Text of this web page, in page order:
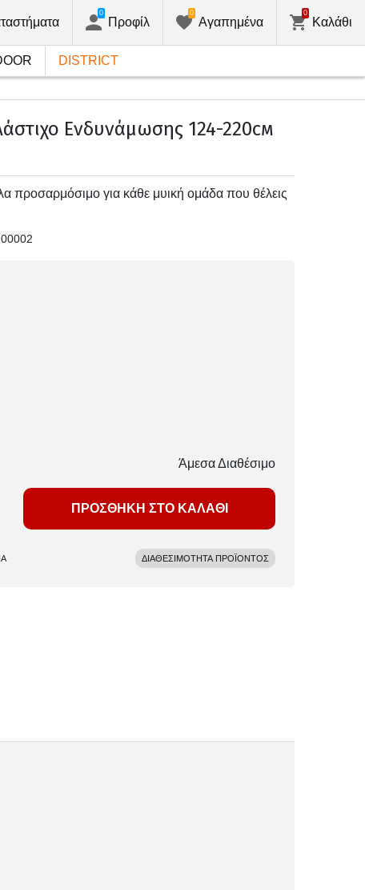
Προφίλ
0
Αγαπημένα
0
Καλάθι
0
DISTRICT
Ενδυνάμωσης 124-220см
προσαρμόσιμο για κάθε μυική ομάδα που θέλεις
Άμεσα Διαθέσιμο
ΠΡΟΣΘΗΚΗ ΣΤΟ ΚΑΛΑΘΙ
ΔΙΑΘΕΣΙΜΟΤΗΤΑ ΠΡΟΪΟΝΤΟΣ